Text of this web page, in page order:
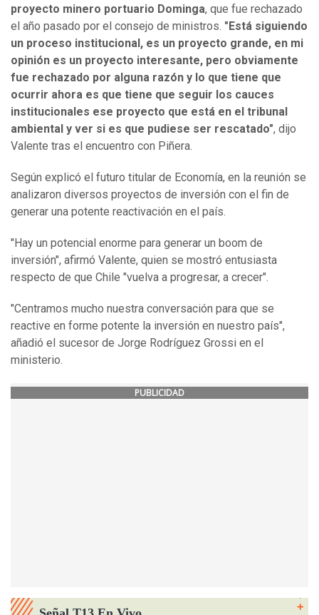
proyecto minero portuario Dominga, que fue rechazado
el año pasado por el consejo de ministros. "Está siguiendo
un proceso institucional, es un proyecto grande, en mi
opinión es un proyecto interesante, pero obviamente
fue rechazado por alguna razón y lo que tiene que
ocurrir ahora es que tiene que seguir los cauces
institucionales ese proyecto que está en el tribunal
ambiental y ver si es que pudiese ser rescatado", dijo
Valente tras el encuentro con Piñera.
Según explicó el futuro titular de Economía, en la reunión se
analizaron diversos proyectos de inversión con el fin de
generar una potente reactivación en el país.
"Hay un potencial enorme para generar un boom de
inversión", afirmó Valente, quien se mostró entusiasta
respecto de que Chile "vuelva a progresar, a crecer".
"Centramos mucho nuestra conversación para que se
reactive en forme potente la inversión en nuestro país",
añadió el sucesor de Jorge Rodríguez Grossi en el
ministerio.
PUBLICIDAD